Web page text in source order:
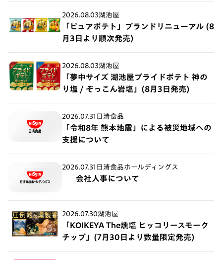
2026.08.03湖池屋
「ピュアポテト」ブランドリニューアル (8
月3日より順次発売)
2026.08.03湖池屋
「夢中サイズ 湖池屋プライドポテト 神の
り塩 / ぞっこん岩塩」(8月3日発売)
2026.07.31 日清食品
「令和8年 熊本地震」による被災地域への
支援について
2026.07.31 日清食品ホールディングス
会社人事について
2026.07.30湖池屋
「KOIKEYA The燻塩 ヒッコリースモーク
チップ」(7月30日より数量限定発売)